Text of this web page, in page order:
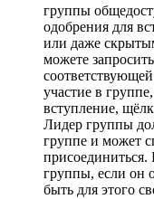
группы
одобрения для
или даже
можете
участие в
вступление,
Лидер группы
группе и может
присоединиться.
группы, если он
быть для этого